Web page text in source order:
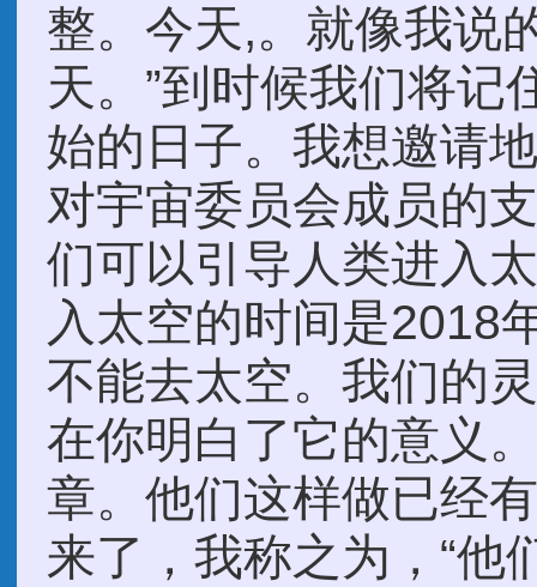
整。今天,。就像我说
天。”到时候我们将记
始的日子。我想邀请
对宇宙委员会成员的
们可以引导人类进入
入太空的时间是2018
不能去太空。我们的
在你明白了它的意义
章。他们这样做已经
来了，我称之为，“他